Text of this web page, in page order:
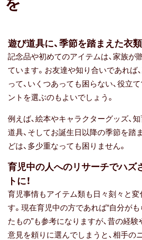
寒中見舞い
お歳暮
お年賀
母の日
父の日
敬老の日
こどもの日
孫の日
遊び道具に、季節を踏まえた衣
記念品や初めてのアイテムは、家族が
ています。お友達や知り合いであれば
って、いくつあっても困らない、役立
ントを選ぶのもよいでしょう。
例えば、絵本やキャラクターグッズ、
道具、そしてお誕生日以降の季節を踏
どは、多少重なっても困りません。
育児中の人へのリサーチでハズ
トに！
育児事情もアイテム類も日々刻々と変
す。現在育児中の方であれば“自分が
たもの”も参考になりますが、昔の経
意見を頼りに選んでしまうと、相手の